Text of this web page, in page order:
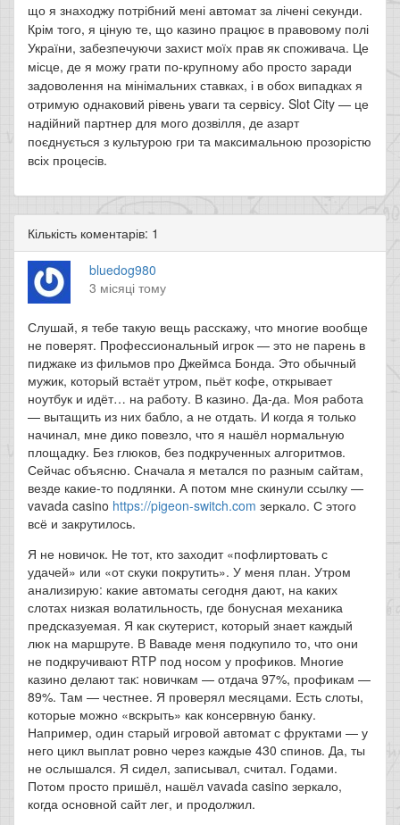
що я знаходжу потрібний мені автомат за лічені секунди.
Крім того, я ціную те, що казино працює в правовому полі
України, забезпечуючи захист моїх прав як споживача. Це
місце, де я можу грати по-крупному або просто заради
задоволення на мінімальних ставках, і в обох випадках я
отримую однаковий рівень уваги та сервісу. Slot City — це
надійний партнер для мого дозвілля, де азарт
поєднується з культурою гри та максимальною прозорістю
всіх процесів.
Кількість коментарів: 1
bluedog980
3 місяці тому
Слушай, я тебе такую вещь расскажу, что многие вообще
не поверят. Профессиональный игрок — это не парень в
пиджаке из фильмов про Джеймса Бонда. Это обычный
мужик, который встаёт утром, пьёт кофе, открывает
ноутбук и идёт… на работу. В казино. Да-да. Моя работа
— вытащить из них бабло, а не отдать. И когда я только
начинал, мне дико повезло, что я нашёл нормальную
площадку. Без глюков, без подкрученных алгоритмов.
Сейчас объясню. Сначала я метался по разным сайтам,
везде какие-то подлянки. А потом мне скинули ссылку —
vavada casino https://pigeon-switch.com зеркало. С этого
всё и закрутилось.
Я не новичок. Не тот, кто заходит «пофлиртовать с
удачей» или «от скуки покрутить». У меня план. Утром
анализирую: какие автоматы сегодня дают, на каких
слотах низкая волатильность, где бонусная механика
предсказуемая. Я как скутерист, который знает каждый
люк на маршруте. В Ваваде меня подкупило то, что они
не подкручивают RTP под носом у профиков. Многие
казино делают так: новичкам — отдача 97%, профикам —
89%. Там — честнее. Я проверял месяцами. Есть слоты,
которые можно «вскрыть» как консервную банку.
Например, один старый игровой автомат с фруктами — у
него цикл выплат ровно через каждые 430 спинов. Да, ты
не ослышался. Я сидел, записывал, считал. Годами.
Потом просто пришёл, нашёл vavada casino зеркало,
когда основной сайт лег, и продолжил.